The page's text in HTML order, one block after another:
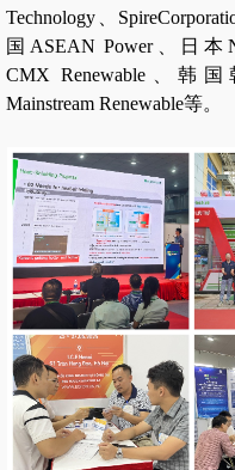
Technology、
国ASEAN Power、日
CMX Renewable、韩
Mainstream Renewable等。